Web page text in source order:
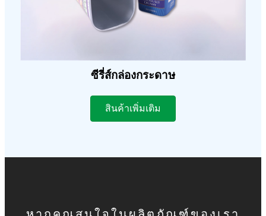
ซีรี่ส์กล่องกระดาษ
สินค้าเพิ่มเติม